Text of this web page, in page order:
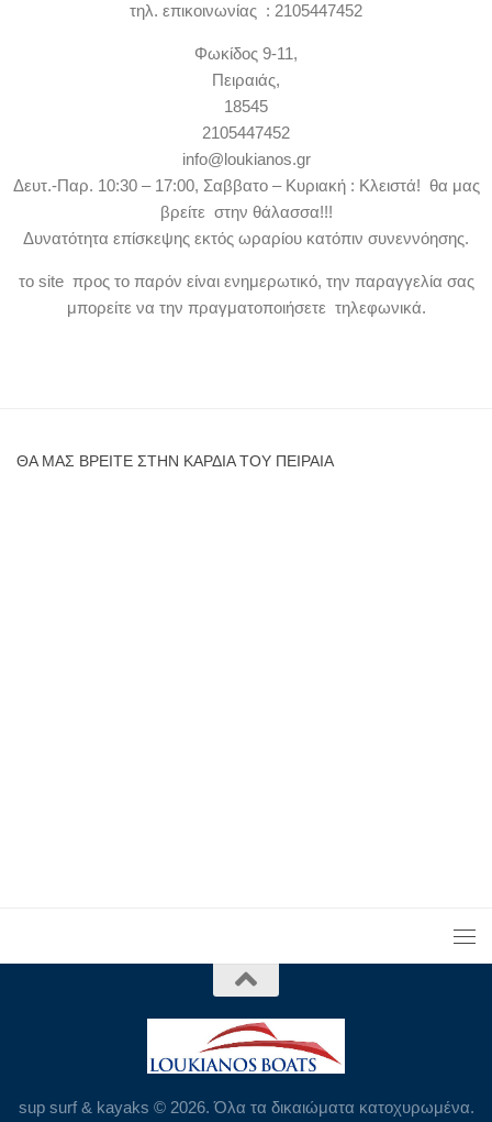
τηλ. επικοινωνίας : 2105447452
Φωκίδος 9-11,
Πειραιάς,
18545
2105447452
info@loukianos.gr
Δευτ.-Παρ. 10:30 – 17:00, Σαββατο – Κυριακή : Κλειστά! θα μας
βρείτε στην θάλασσα!!!
Δυνατότητα επίσκεψης εκτός ωραρίου κατόπιν συνεννόησης.
το site προς το παρόν είναι ενημερωτικό, την παραγγελία σας
μπορείτε να την πραγματοποιήσετε τηλεφωνικά.
ΘΑ ΜΑΣ ΒΡΕΊΤΕ ΣΤΗΝ ΚΑΡΔΙΆ ΤΟΥ ΠΕΙΡΑΙΆ
sup surf & kayaks © 2026. Όλα τα δικαιώματα κατοχυρωμένα.